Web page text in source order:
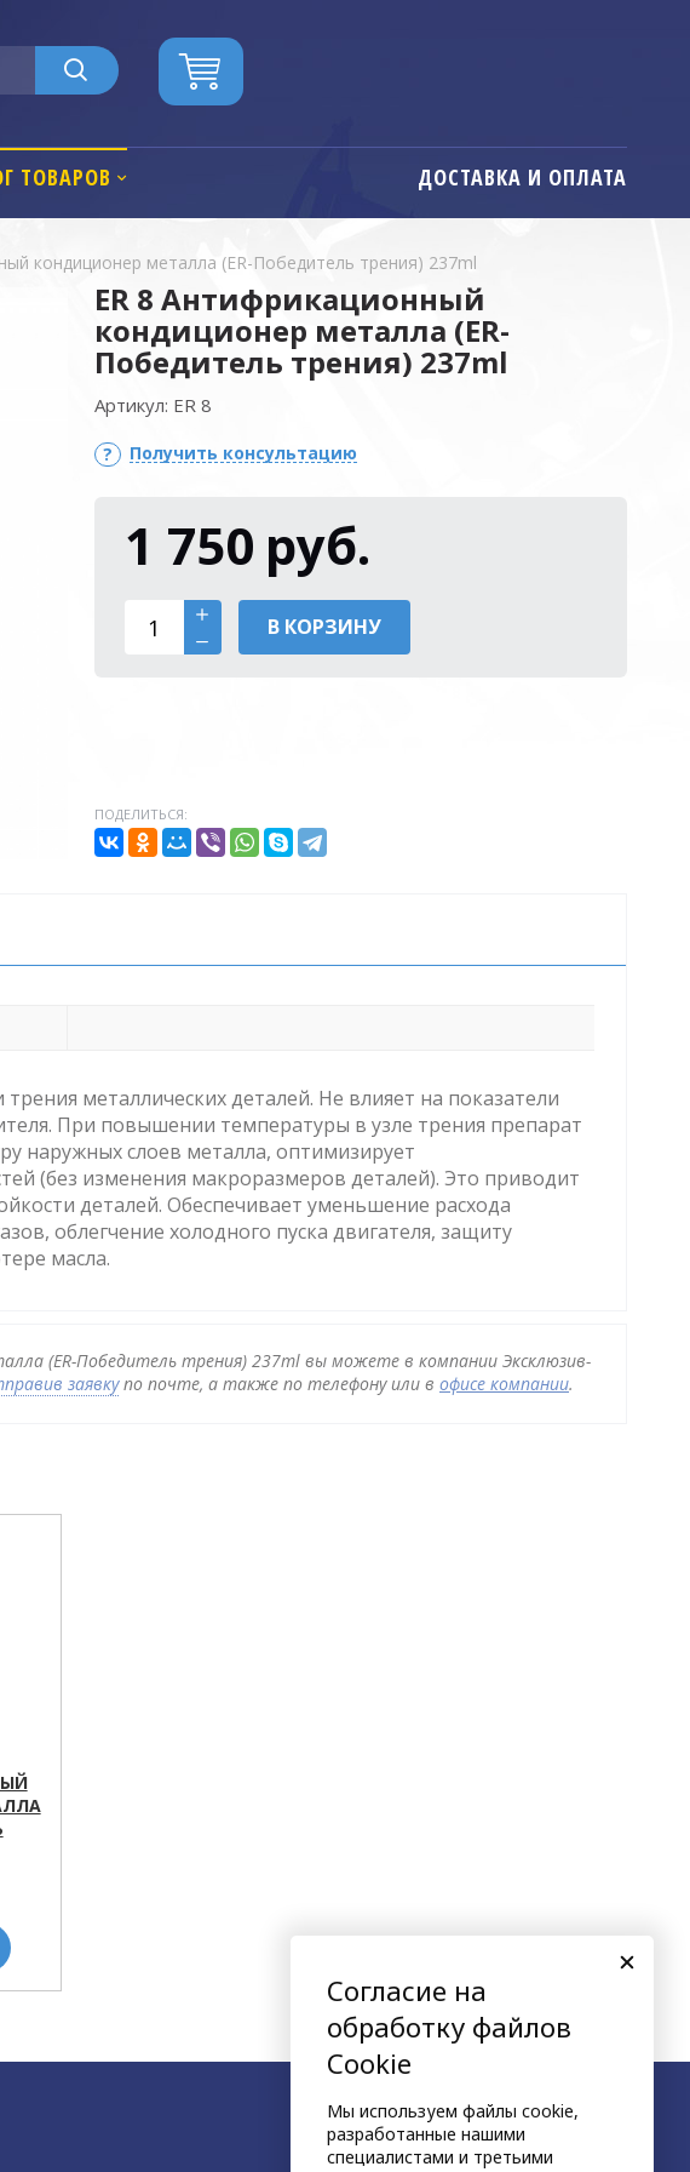
ТОВАРОВ ДОСТАВКА И ОПЛАТА
кондиционер металла (ER-Победитель трения) 237ml
ER 8 Антифрикационный
кондиционер металла (ER-
Победитель трения) 237ml
Артикул: ER 8
Получить консультацию
1 750 руб.
В КОРЗИНУ
ПОДЕЛИТЬСЯ:
металлических деталей. Не влияет на показатели
При повышении температуры в узле трения препарат
наружных слоев металла, оптимизирует
(без изменения макроразмеров деталей). Это приводит
деталей. Обеспечивает уменьшение расхода
облегчение холодного пуска двигателя, защиту
масла.
(ER-Победитель трения) 237ml вы можете в компании Эксклюзив-
заявкупо почте, а также по телефону или в офисе компании.
Согласие на
обработку файлов
Cookie
Мы используем файлы cookie,
разработанные нашими
специалистами и третьими